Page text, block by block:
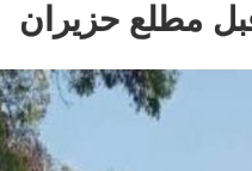
مطلع حزيران